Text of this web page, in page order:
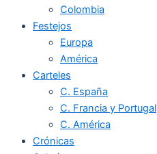
Colombia
Festejos
Europa
América
Carteles
C. España
C. Francia y Portugal
C. América
Crónicas